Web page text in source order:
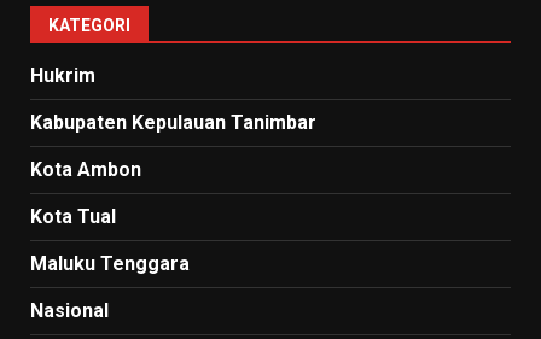
KATEGORI
Hukrim
Kabupaten Kepulauan Tanimbar
Kota Ambon
Kota Tual
Maluku Tenggara
Nasional